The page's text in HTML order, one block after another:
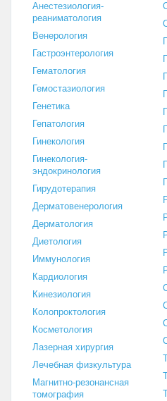
Анестезиология-
реаниматология
Венерология
Гастроэнтерология
Гематология
Гемостазиология
Генетика
Гепатология
Гинекология
Гинекология-
эндокринология
Гирудотерапия
Дерматовенерология
Дерматология
Диетология
Иммунология
Кардиология
Кинезиология
Колопроктология
Косметология
Лазерная хирургия
Лечебная физкультура
Магнитно-резонансная
томография